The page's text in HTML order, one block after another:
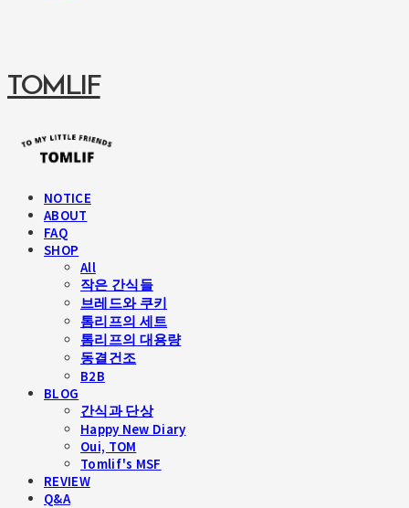
TOMLIF
NOTICE
ABOUT
FAQ
SHOP
All
작은 간식들
브레드와 쿠키
톰리프의 세트
톰리프의 대용량
동결건조
B2B
BLOG
간식과 단상
Happy New Diary
Oui, TOM
Tomlif's MSF
REVIEW
Q&A